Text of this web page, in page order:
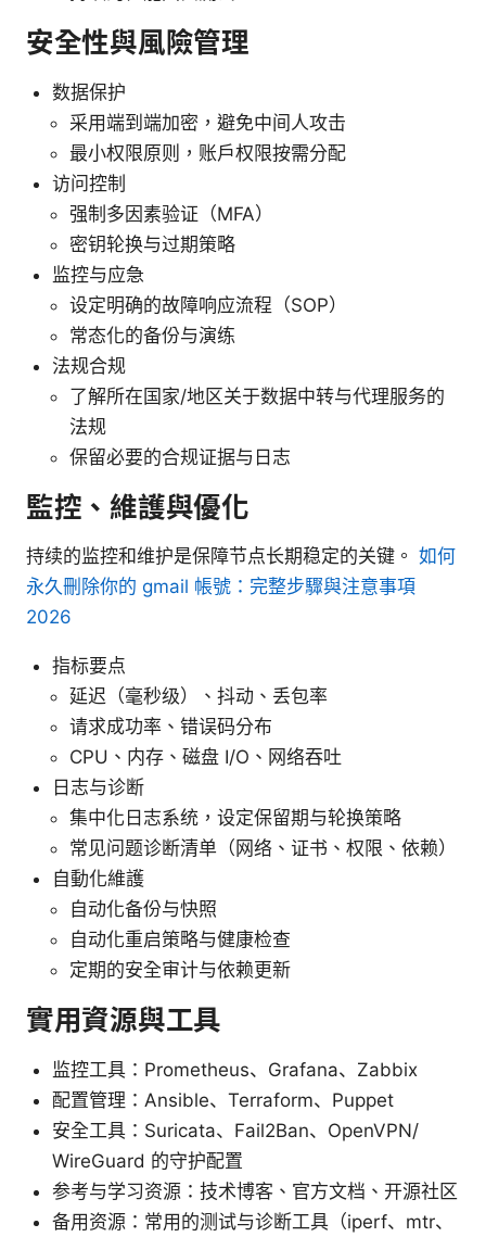
安全性與風險管理
数据保护
采用端到端加密，避免中间人攻击
最小权限原则，账户权限按需分配
访问控制
强制多因素验证（MFA）
密钥轮换与过期策略
监控与应急
设定明确的故障响应流程（SOP）
常态化的备份与演练
法规合规
了解所在国家/地区关于数据中转与代理服务的
法规
保留必要的合规证据与日志
監控、維護與優化
持续的监控和维护是保障节点长期稳定的关键。 如何
永久刪除你的 gmail 帳號：完整步驟與注意事項
2026
指标要点
延迟（毫秒级）、抖动、丢包率
请求成功率、错误码分布
CPU、内存、磁盘 I/O、网络吞吐
日志与诊断
集中化日志系统，设定保留期与轮换策略
常见问题诊断清单（网络、证书、权限、依赖）
自動化維護
自动化备份与快照
自动化重启策略与健康检查
定期的安全审计与依赖更新
實用資源與工具
监控工具：Prometheus、Grafana、Zabbix
配置管理：Ansible、Terraform、Puppet
安全工具：Suricata、Fail2Ban、OpenVPN/
WireGuard 的守护配置
参考与学习资源：技术博客、官方文档、开源社区
备用资源：常用的测试与诊断工具（iperf、mtr、